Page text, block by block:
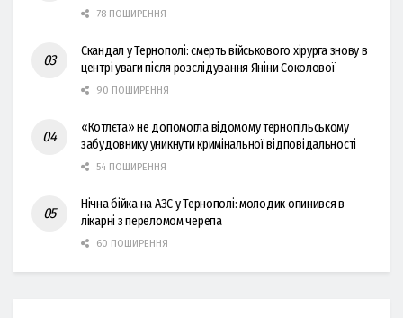
78 ПОШИРЕННЯ
Скандал у Тернополі: смерть військового хірурга знову в
центрі уваги після розслідування Яніни Соколової
90 ПОШИРЕННЯ
«Котлєта» не допомогла відомому тернопільському
забудовнику уникнути кримінальної відповідальності
54 ПОШИРЕННЯ
Нічна бійка на АЗС у Тернополі: молодик опинився в
лікарні з переломом черепа
60 ПОШИРЕННЯ